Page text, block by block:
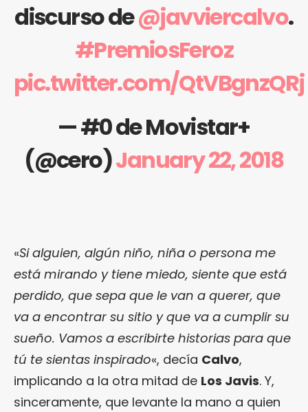
discurso de@javviercalvo.
#PremiosFeroz
pic.twitter.com/QtVBgnzQRj
— #0 de Movistar+
(@cero)January 22, 2018
«Si alguien, algún niño, niña o persona me
está mirando y tiene miedo, siente que está
perdido, que sepa que le van a querer, que
va a encontrar su sitio y que va a cumplir su
sueño. Vamos a escribirte historias para que
tú te sientas inspirado«, decía Calvo,
implicando a la otra mitad de Los Javis. Y,
sinceramente, que levante la mano a quien